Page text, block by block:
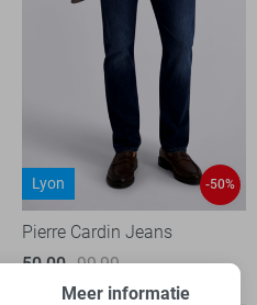
Lyon -50%
Pierre Cardin Jeans
50,00 99,99
Meer informatie